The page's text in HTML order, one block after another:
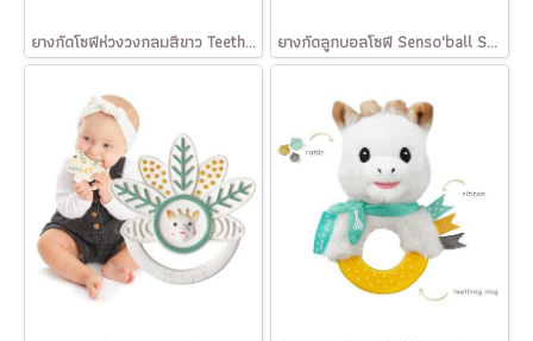
ยางกัดโซฟีห่วงวงกลมสีขาว Teething rings circle So'Pure ยางกัดลูกบอลโซฟี Senso'ball So'Pure